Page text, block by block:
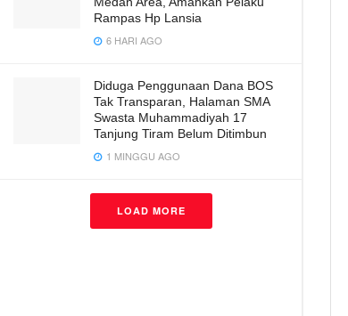
Rampas Hp Lansia
6 HARI AGO
Diduga Penggunaan Dana BOS
Tak Transparan, Halaman SMA
Swasta Muhammadiyah 17
Tanjung Tiram Belum Ditimbun
1 MINGGU AGO
LOAD MORE